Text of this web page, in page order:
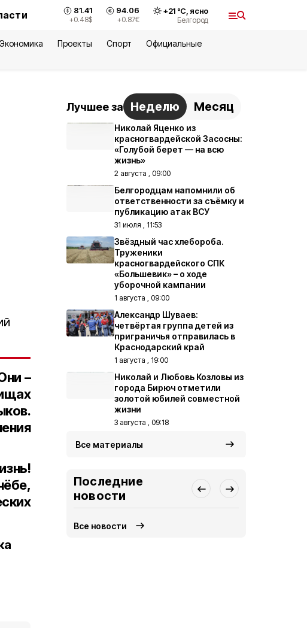
81.41
+0.48$
94.06
+0.87€
+21°С, ясно
Белгород
Экономика Проекты Спорт
Официальные
–
Лучшее за Неделю Месяц
Николай Яценко из
красногвардейской Засосны:
«Голубой берет — на всю
жизнь»
2 августа , 09:00
Белгородцам напомнили об
ответственности за съёмку и
публикацию атак ВСУ
31 июля , 11:53
Звёздный час хлебороба.
Труженики
красногвардейского СПК
«Большевик» – о ходе
уборочной кампании
1 августа , 09:00
Александр Шуваев:
четвёртая группа детей из
приграничья отправилась в
Краснодарский край
1 августа , 19:00
Николай и Любовь Козловы из
города Бирюч отметили
золотой юбилей совместной
жизни
3 августа , 09:18
Все материалы
Последние
новости
Все новости